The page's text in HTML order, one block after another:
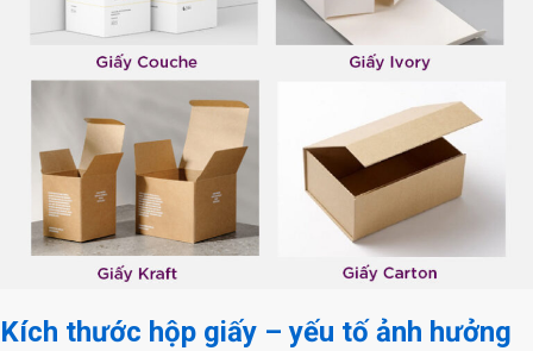
Kích thước hộp giấy – yếu tố ảnh hưởng